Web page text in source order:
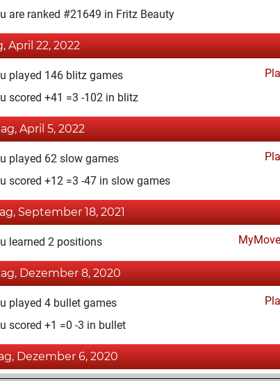
are ranked #21649 in Fritz Beauty
April 22, 2022
played 146 blitz games
scored +41 =3 -102 in blitz
April 5, 2022
played 62 slow games
scored +12 =3 -47 in slow games
September 18, 2021
learned 2 positions
Dezember 8, 2020
played 4 bullet games
scored +1 =0 -3 in bullet
Dezember 6, 2020